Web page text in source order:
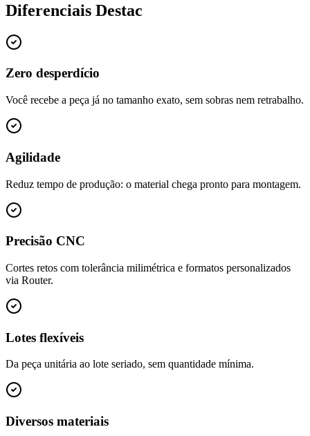
Diferenciais Destac
Zero desperdício
Você recebe a peça já no tamanho exato, sem sobras nem retrabalho.
Agilidade
Reduz tempo de produção: o material chega pronto para montagem.
Precisão CNC
Cortes retos com tolerância milimétrica e formatos personalizados
via Router.
Lotes flexíveis
Da peça unitária ao lote seriado, sem quantidade mínima.
Diversos materiais